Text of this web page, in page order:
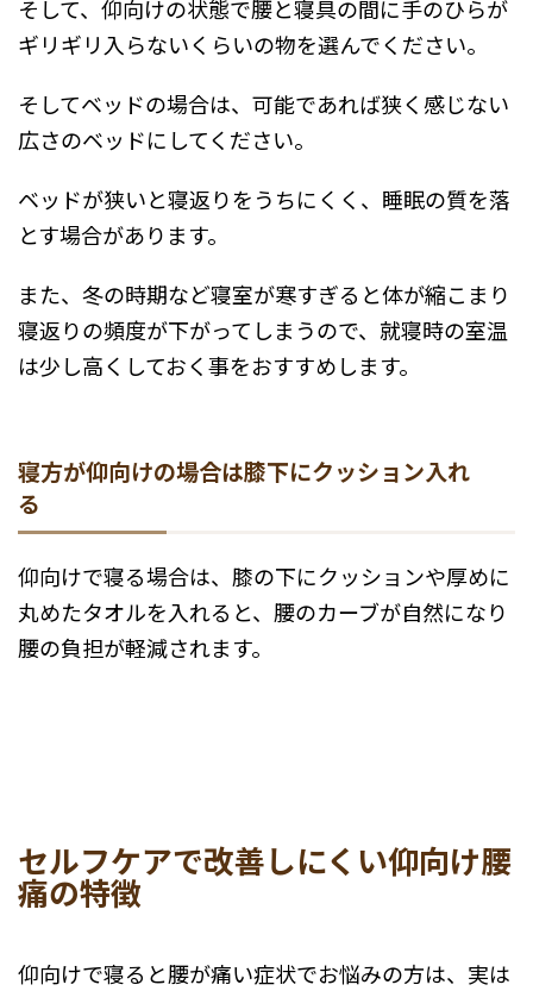
そして、仰向けの状態で腰と寝具の間に手のひらが
ギリギリ入らないくらいの物を選んでください。
そしてベッドの場合は、可能であれば狭く感じない
広さのベッドにしてください。
ベッドが狭いと寝返りをうちにくく、睡眠の質を落
とす場合があります。
また、冬の時期など寝室が寒すぎると体が縮こまり
寝返りの頻度が下がってしまうので、就寝時の室温
は少し高くしておく事をおすすめします。
寝方が仰向けの場合は膝下にクッション入れ
る
仰向けで寝る場合は、膝の下にクッションや厚めに
丸めたタオルを入れると、腰のカーブが自然になり
腰の負担が軽減されます。
セルフケアで改善しにくい仰向け腰
痛の特徴
仰向けで寝ると腰が痛い症状でお悩みの方は、実は